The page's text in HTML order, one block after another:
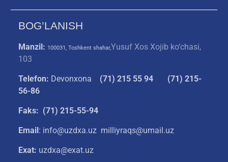
BOG’LANISH
Manzil: 100031, Toshkent shahar,Yusuf Xos Xojib ko‘chasi,
103
Telefon: Devonxona (71) 215 55 94
(71) 215-
56-86
Faks: (71) 215-55-94
Email: info@uzdxa.uz milliyraqs@umail.uz
Exat: uzdxa@exat.uz